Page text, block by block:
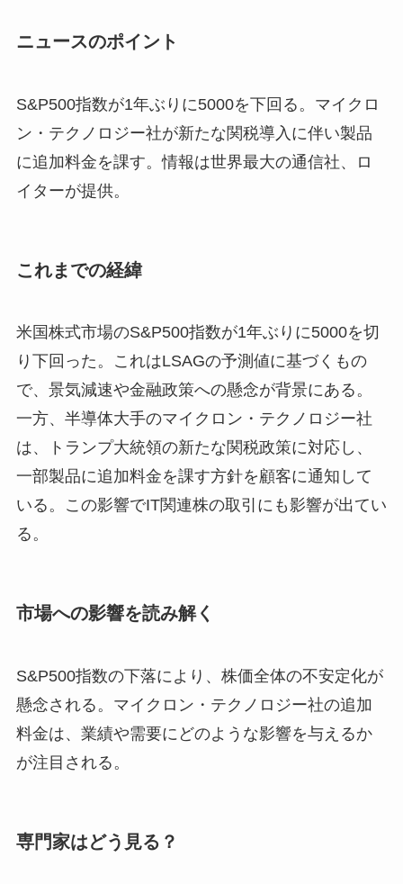
ニュースのポイント
S&P500指数が1年ぶりに5000を下回る。マイクロ
ン・テクノロジー社が新たな関税導入に伴い製品
に追加料金を課す。情報は世界最大の通信社、ロ
イターが提供。
これまでの経緯
米国株式市場のS&P500指数が1年ぶりに5000を切
り下回った。これはLSAGの予測値に基づくもの
で、景気減速や金融政策への懸念が背景にある。
一方、半導体大手のマイクロン・テクノロジー社
は、トランプ大統領の新たな関税政策に対応し、
一部製品に追加料金を課す方針を顧客に通知して
いる。この影響でIT関連株の取引にも影響が出てい
る。
市場への影響を読み解く
S&P500指数の下落により、株価全体の不安定化が
懸念される。マイクロン・テクノロジー社の追加
料金は、業績や需要にどのような影響を与えるか
が注目される。
専門家はどう見る？